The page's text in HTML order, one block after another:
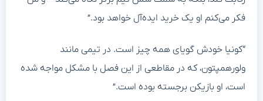
فکر می‌کنم او یک خرید ایده‌آل خواهد بود.”
“کونیا خودش گویای همه چیز است. در تیمی مانند
ولورهمپتون، که در مقاطعی از این فصل با مشکل مواجه شده
است، او بازیکن برجسته بوده است.”